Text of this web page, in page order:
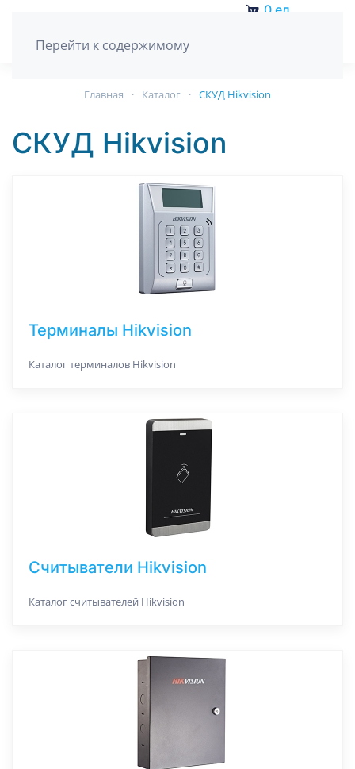
Перейти к содержимому
0 ед.
Главная Каталог СКУД Hikvision
СКУД Hikvision
Терминалы Hikvision
Каталог терминалов Hikvision
Считыватели Hikvision
Каталог считывателей Hikvision